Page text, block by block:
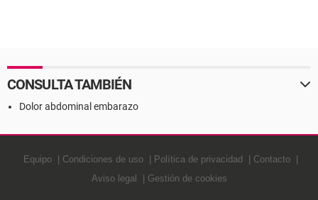
CONSULTA TAMBIÉN
Dolor abdominal embarazo
Equipo Condiciones de uso Política de privacidad
Contacto
Aviso legal
Gestión de cookies